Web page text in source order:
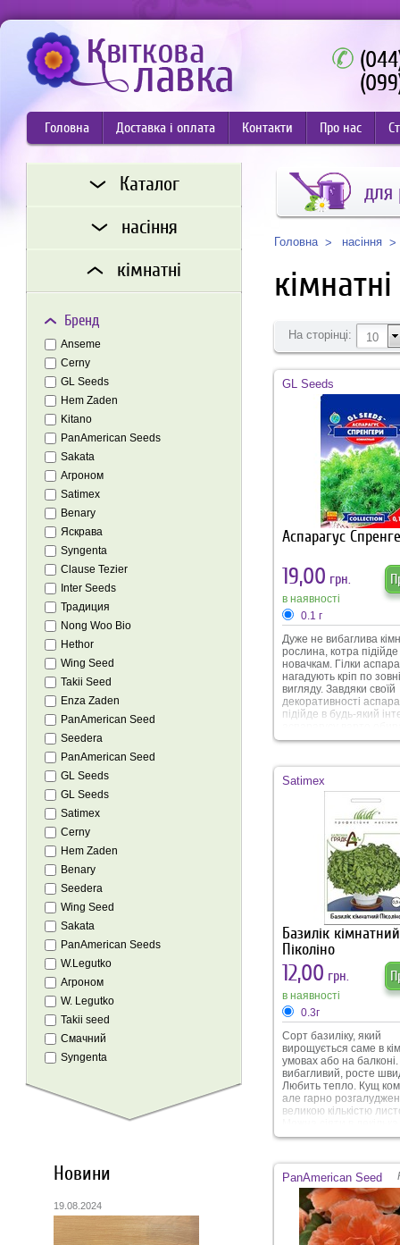
Головна Доставка і оплата Контакти Про нас
Каталог
насіння
кімнатні
Бренд
Anseme
Cerny
GL Seeds
Hem Zaden
Kitano
PanAmerican Seeds
Sakata
Агроном
Satimex
Benary
Яскрава
Syngenta
Clause Tezier
Inter Seeds
Традиция
Nong Woo Bio
Hethor
Wing Seed
Takii Seed
Enza Zaden
PanAmerican Seed
Seedera
PanAmerican Seed
GL Seeds
GL Seeds
Satimex
Cerny
Hem Zaden
Benary
Seedera
Wing Seed
Sakata
PanAmerican Seeds
W.Legutko
Агроном
W. Legutko
Takii seed
Смачний
Syngenta
Новини
19.08.2024
для
Головна насіння
кімнатні
На сторінці: 10
GL Seeds
Аспарагус
19,00 грн.
в наявності
0.1 г
Дуже не вибаглива
рослина, котра підійде
новачкам. Гілки
нагадують кріп по
вигляду. Завдяки своїй
декоративності
підійде в будь-який
просторий горщик і
В упаковці 0.1 г
Satimex
Базилік кімнатний
Піколіно
12,00 грн.
в наявності
0.3г
Сорт базиліку, який
вирощується саме в
умовах або на
вибагливий, росте
Любить тепло. Кущ
але гарно
великою кількістю
врожай збирати
кулінарії. Гарно
страв або напоїв. В
PanAmerican Seed